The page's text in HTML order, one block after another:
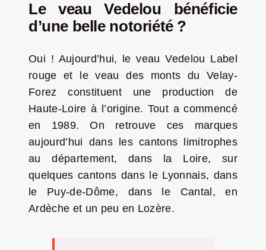
Le veau Vedelou bénéficie
d’une belle notoriété ?
Oui ! Aujourd’hui, le veau Vedelou Label
rouge et le veau des monts du Velay-
Forez constituent une production de
Haute-Loire à l’origine. Tout a commencé
en 1989. On retrouve ces marques
aujourd’hui dans les cantons limitrophes
au département, dans la Loire, sur
quelques cantons dans le Lyonnais, dans
le Puy-de-Dôme, dans le Cantal, en
Ardèche et un peu en Lozère.